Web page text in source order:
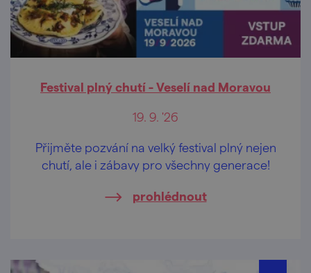
Festival plný chutí - Veselí nad Moravou
19. 9. '26
Přijměte pozvání na velký festival plný nejen
chutí, ale i zábavy pro všechny generace!
prohlédnout